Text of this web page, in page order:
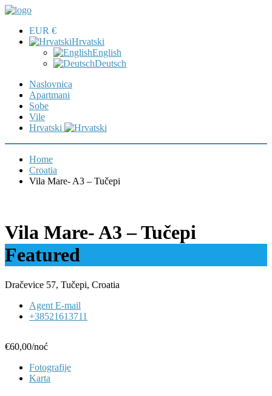
EUR €
Hrvatski
English
Deutsch
Naslovnica
Apartmani
Sobe
Vile
Hrvatski
Home
Croatia
Vila Mare- A3 – Tučepi
Vila Mare- A3 – Tučepi
Featured
Dračevice 57, Tučepi, Croatia
Agent E-mail
+38521613711
€60,00/noć
Fotografije
Karta